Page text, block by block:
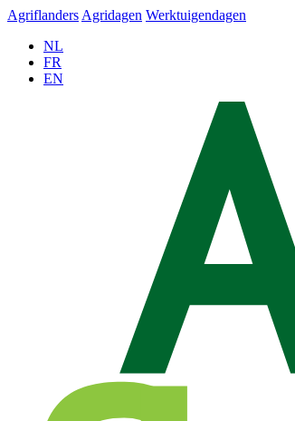
Agriflanders Agridagen Werktuigendagen
NL
FR
EN